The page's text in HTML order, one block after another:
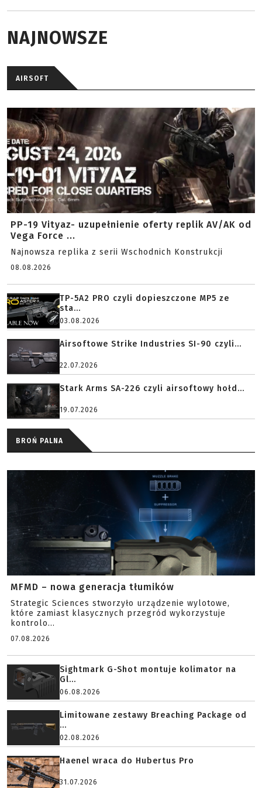
NAJNOWSZE
AIRSOFT
PP-19 Vityaz- uzupełnienie oferty replik AV/AK od
Vega Force ...
Najnowsza replika z serii Wschodnich Konstrukcji
08.08.2026
TP-5A2 PRO czyli dopieszczone MP5 ze
sta...
03.08.2026
Airsoftowe Strike Industries SI-90 czyli...
22.07.2026
Stark Arms SA-226 czyli airsoftowy hołd...
19.07.2026
BROŃ PALNA
MFMD – nowa generacja tłumików
Strategic Sciences stworzyło urządzenie wylotowe,
które zamiast klasycznych przegród wykorzystuje
kontrolo...
07.08.2026
Sightmark G-Shot montuje kolimator na
Gl...
06.08.2026
Limitowane zestawy Breaching Package od
...
02.08.2026
Haenel wraca do Hubertus Pro
31.07.2026